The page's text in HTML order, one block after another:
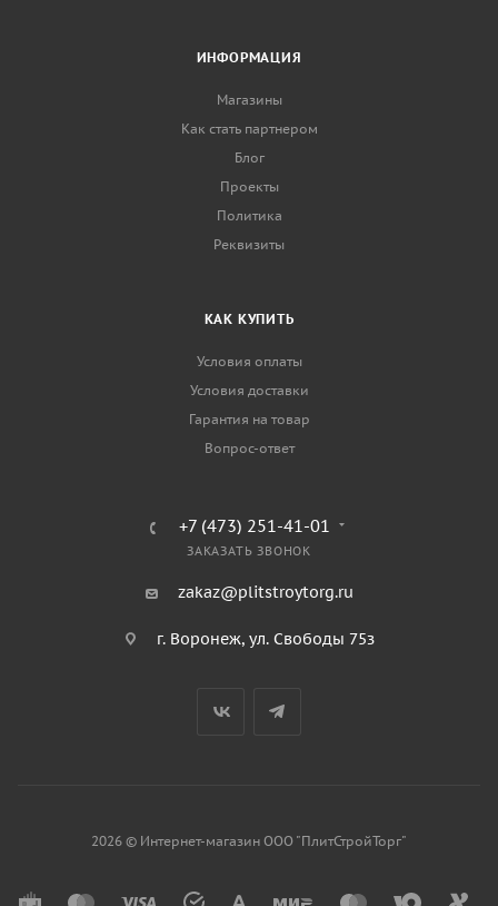
ИНФОРМАЦИЯ
Магазины
Как стать партнером
Блог
Проекты
Политика
Реквизиты
КАК КУПИТЬ
Условия оплаты
Условия доставки
Гарантия на товар
Вопрос-ответ
+7 (473) 251-41-01
ЗАКАЗАТЬ ЗВОНОК
zakaz@plitstroytorg.ru
г. Воронеж, ул. Свободы 75з
2026 © Интернет-магазин ООО "ПлитСтройТорг"